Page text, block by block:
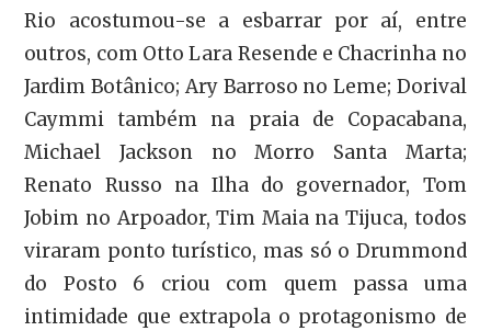
Rio acostumou-se a esbarrar por aí, entre
outros, com Otto Lara Resende e Chacrinha no
Jardim Botânico; Ary Barroso no Leme; Dorival
Caymmi também na praia de Copacabana,
Michael Jackson no Morro Santa Marta;
Renato Russo na Ilha do governador, Tom
Jobim no Arpoador, Tim Maia na Tijuca, todos
viraram ponto turístico, mas só o Drummond
do Posto 6 criou com quem passa uma
intimidade que extrapola o protagonismo de